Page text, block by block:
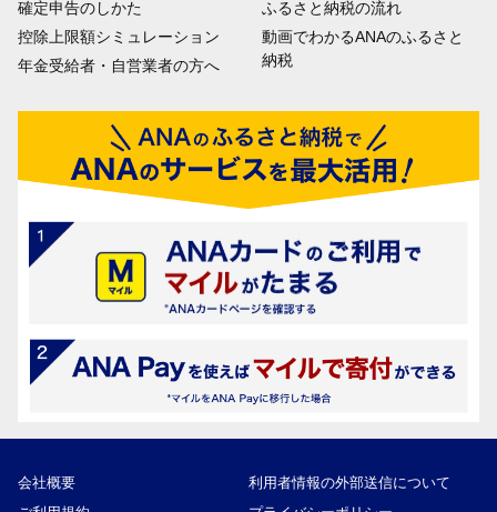
確定申告のしかた
控除上限額シミュレーション
年金受給者・自営業者の方へ
ふるさと納税の流れ
動画でわかるANAのふるさと
納税
会社概要
利用者情報の外部送信について